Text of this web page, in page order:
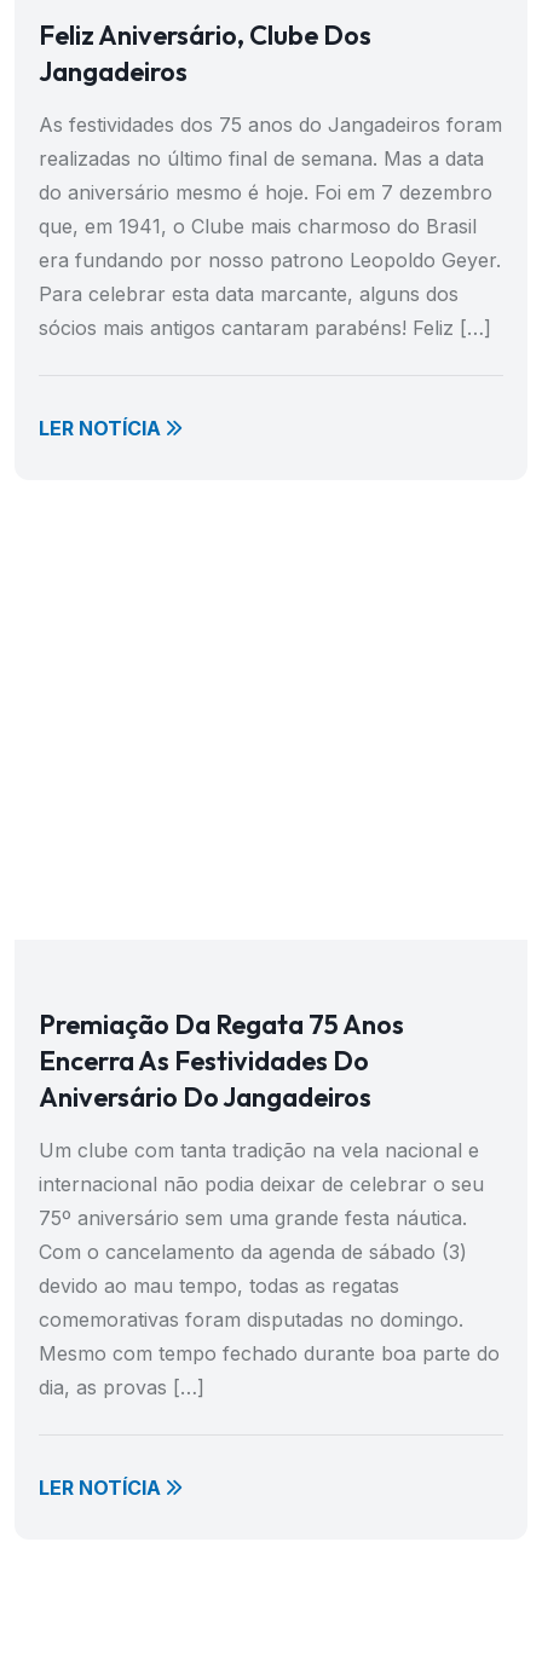
Feliz Aniversário, Clube Dos
Jangadeiros
As festividades dos 75 anos do Jangadeiros foram
realizadas no último final de semana. Mas a data
do aniversário mesmo é hoje. Foi em 7 dezembro
que, em 1941, o Clube mais charmoso do Brasil
era fundando por nosso patrono Leopoldo Geyer.
Para celebrar esta data marcante, alguns dos
sócios mais antigos cantaram parabéns! Feliz […]
LER NOTÍCIA
Premiação Da Regata 75 Anos
Encerra As Festividades Do
Aniversário Do Jangadeiros
Um clube com tanta tradição na vela nacional e
internacional não podia deixar de celebrar o seu
75º aniversário sem uma grande festa náutica.
Com o cancelamento da agenda de sábado (3)
devido ao mau tempo, todas as regatas
comemorativas foram disputadas no domingo.
Mesmo com tempo fechado durante boa parte do
dia, as provas […]
LER NOTÍCIA